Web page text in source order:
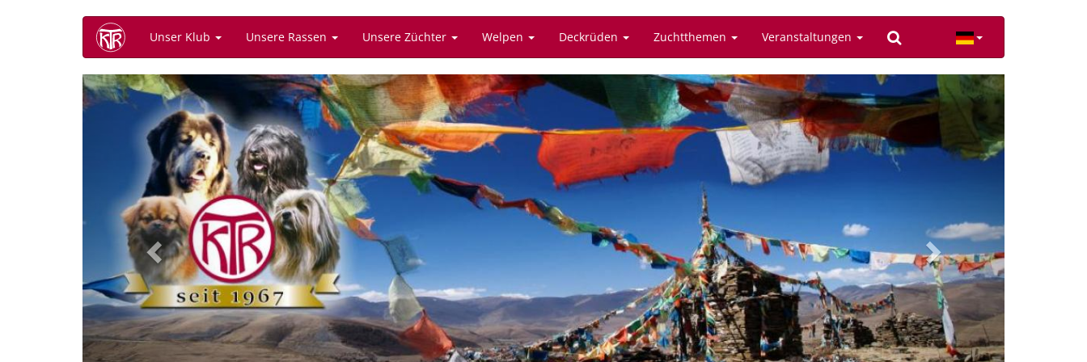
Unser Klub Unsere Rassen Unsere Züchter Welpen Deckrüden Zuchtthemen Veranstaltungen
Previous Next